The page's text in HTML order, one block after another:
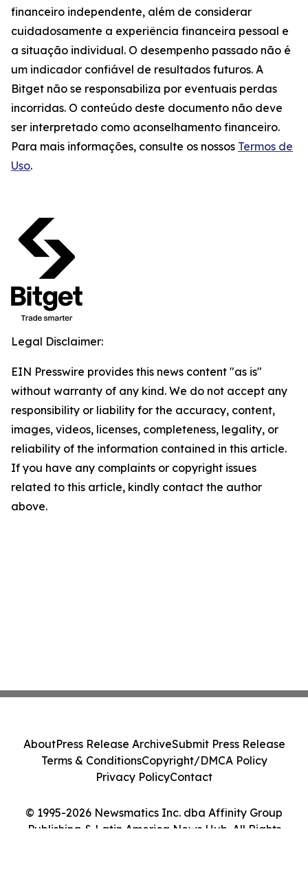
financeiro independente, além de considerar
cuidadosamente a experiência financeira pessoal e
a situação individual. O desempenho passado não é
um indicador confiável de resultados futuros. A
Bitget não se responsabiliza por eventuais perdas
incorridas. O conteúdo deste documento não deve
ser interpretado como aconselhamento financeiro.
Para mais informações, consulte os nossos Termos de
Uso.
Legal Disclaimer:
EIN Presswire provides this news content "as is"
without warranty of any kind. We do not accept any
responsibility or liability for the accuracy, content,
images, videos, licenses, completeness, legality, or
reliability of the information contained in this article.
If you have any complaints or copyright issues
related to this article, kindly contact the author
above.
© 1995-2026 Newsmatics Inc. dba Affinity Group
Publishing & Latin America News Hub. All Rights
AboutPress Release ArchiveSubmit Press Release
Terms & ConditionsCopyright/DMCA Policy
Privacy PolicyContact